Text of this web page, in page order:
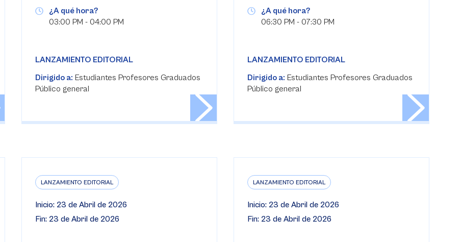
¿A qué hora?
03:00 PM - 04:00 PM
LANZAMIENTO EDITORIAL
Dirigido a: Estudiantes Profesores Graduados
Público general
¿A qué hora?
06:30 PM - 07:30 PM
LANZAMIENTO EDITORIAL
Dirigido a: Estudiantes Profesores Graduados
Público general
LANZAMIENTO EDITORIAL
Inicio: 23 de Abril de 2026
Fin: 23 de Abril de 2026
LANZAMIENTO EDITORIAL
Inicio: 23 de Abril de 2026
Fin: 23 de Abril de 2026